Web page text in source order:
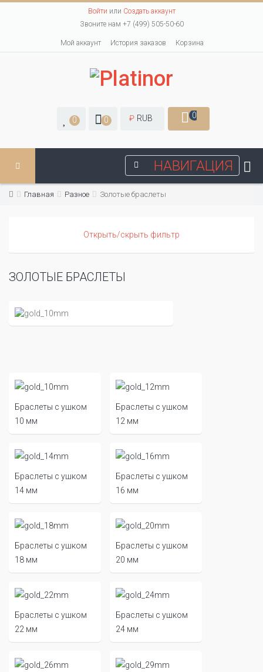
Войти или Создать аккаунт
Звоните нам +7 (499) 505-50-60
Мой аккаунт История заказов Корзина
0 0 ₽ RUB 0
НАВИГАЦИЯ
Главная Разное Золотые браслеты
Открыть/скрыть фильтр
ЗОЛОТЫЕ БРАСЛЕТЫ
Браслеты с ушком
10 мм
Браслеты с ушком
12 мм
Браслеты с ушком
14 мм
Браслеты с ушком
16 мм
Браслеты с ушком
18 мм
Браслеты с ушком
20 мм
Браслеты с ушком
22 мм
Браслеты с ушком
24 мм